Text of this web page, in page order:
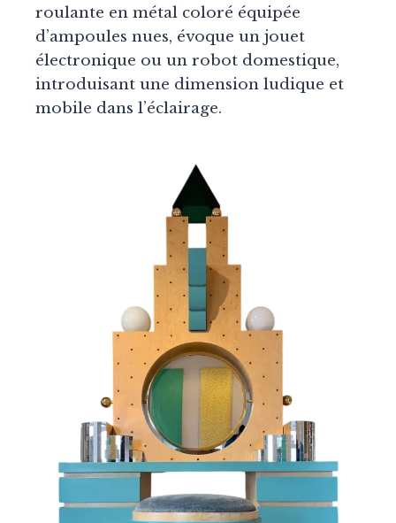
roulante en métal coloré équipée
d’ampoules nues, évoque un jouet
électronique ou un robot domestique,
introduisant une dimension ludique et
mobile dans l’éclairage.